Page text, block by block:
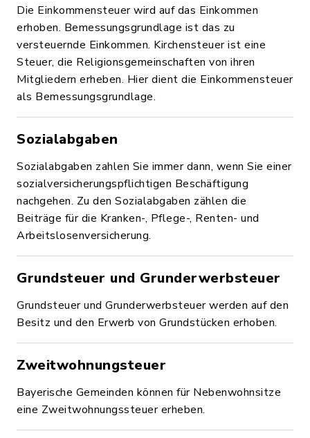
Die Einkommensteuer wird auf das Einkommen
erhoben. Bemessungsgrundlage ist das zu
versteuernde Einkommen. Kirchensteuer ist eine
Steuer, die Religionsgemeinschaften von ihren
Mitgliedern erheben. Hier dient die Einkommensteuer
als Bemessungsgrundlage.
Sozialabgaben
Sozialabgaben zahlen Sie immer dann, wenn Sie einer
sozialversicherungspflichtigen Beschäftigung
nachgehen. Zu den Sozialabgaben zählen die
Beiträge für die Kranken-, Pflege-, Renten- und
Arbeitslosenversicherung.
Grundsteuer und Grunderwerbsteuer
Grundsteuer und Grunderwerbsteuer werden auf den
Besitz und den Erwerb von Grundstücken erhoben.
Zweitwohnungsteuer
Bayerische Gemeinden können für Nebenwohnsitze
eine Zweitwohnungssteuer erheben.